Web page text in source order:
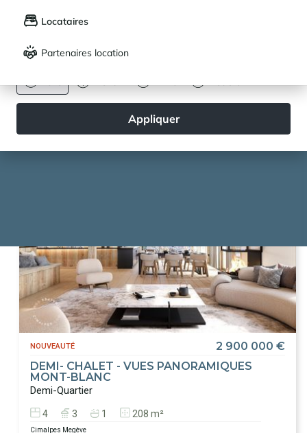
Français
DEVISE
Appliquer
Locataires
Partenaires location
BIENS SIMILAIRES
D’autres lieux de vie d’exceptionsont disponibles par ici
NOUVEAUTÉ
2 900 000 €
DEMI- CHALET - VUES PANORAMIQUES
MONT-BLANC
Demi-Quartier
4 3 1 208 m²
Cimalpes Megève